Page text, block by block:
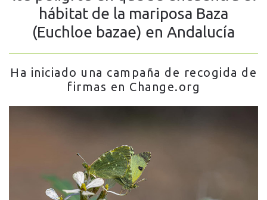
hábitat de la mariposa Baza
(Euchloe bazae) en Andalucía
Ha iniciado una campaña de recogida de
firmas en Change.org